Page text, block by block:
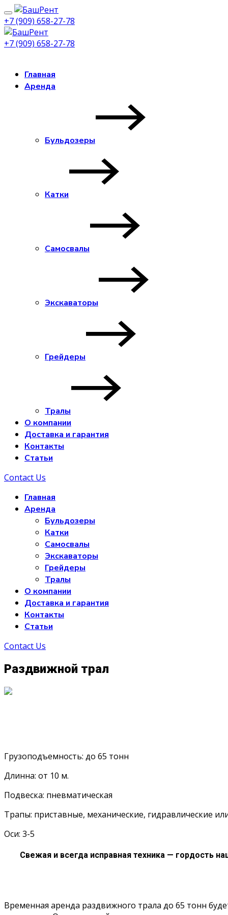
+7 (909) 658-27-78
+7 (909) 658-27-78
Главная
Аренда
Бульдозеры
Катки
Самосвалы
Экскаваторы
Грейдеры
Тралы
О компании
Доставка и гарантия
Контакты
Статьи
Contact Us
Главная
Аренда
Бульдозеры
Катки
Самосвалы
Экскаваторы
Грейдеры
Тралы
О компании
Доставка и гарантия
Контакты
Статьи
Contact Us
Раздвижной трал
Грузоподъемность: до 65 тонн
Длинна: от 10 м.
Подвеска: пневматическая
Трапы: приставные, механические, гидравлические
Оси: 3-5
Свежая и всегда исправная техника — гордость
Временная аренда раздвижного трала до 65 тонн